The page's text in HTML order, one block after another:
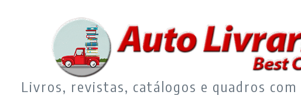
Livros, revistas, catálogos e quadros com